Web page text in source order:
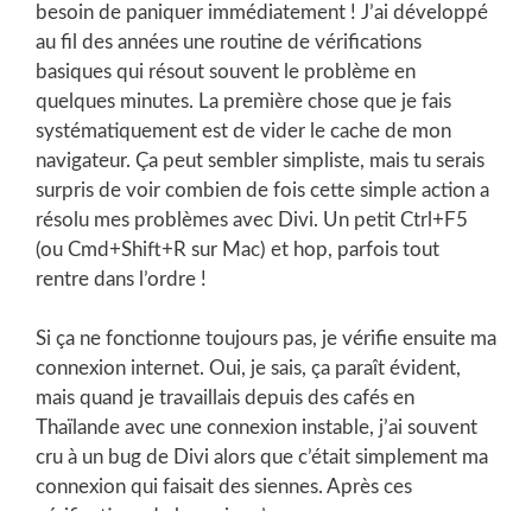
besoin de paniquer immédiatement ! J’ai développé
au fil des années une routine de vérifications
basiques qui résout souvent le problème en
quelques minutes. La première chose que je fais
systématiquement est de vider le cache de mon
navigateur. Ça peut sembler simpliste, mais tu serais
surpris de voir combien de fois cette simple action a
résolu mes problèmes avec Divi. Un petit Ctrl+F5
(ou Cmd+Shift+R sur Mac) et hop, parfois tout
rentre dans l’ordre !
Si ça ne fonctionne toujours pas, je vérifie ensuite ma
connexion internet. Oui, je sais, ça paraît évident,
mais quand je travaillais depuis des cafés en
Thaïlande avec une connexion instable, j’ai souvent
cru à un bug de Divi alors que c’était simplement ma
connexion qui faisait des siennes. Après ces